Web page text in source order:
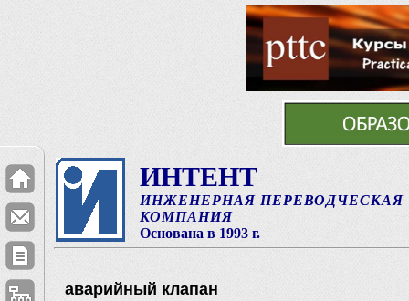
ИНТЕНТ
ИНЖЕНЕРНАЯ ПЕРЕВОДЧЕСКАЯ
КОМПАНИЯ
Основана в 1993 г.
аварийный клапан